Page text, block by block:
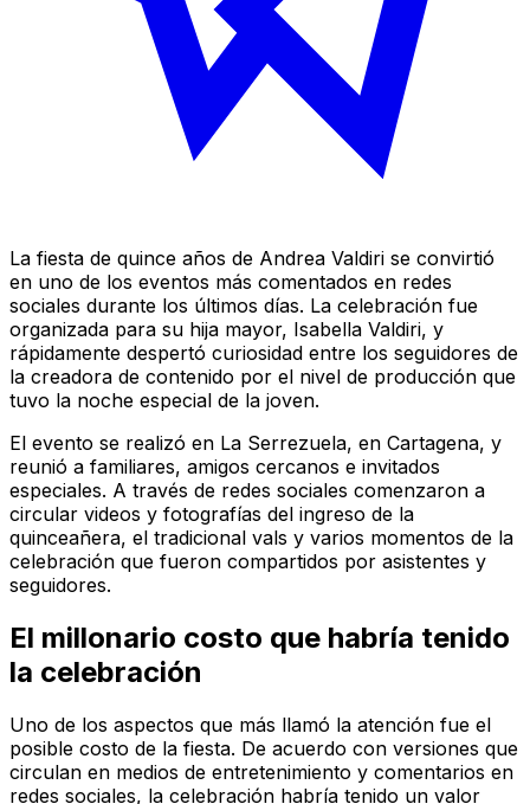
La fiesta de quince años de Andrea Valdiri se convirtió
en uno de los eventos más comentados en redes
sociales durante los últimos días. La celebración fue
organizada para su hija mayor, Isabella Valdiri, y
rápidamente despertó curiosidad entre los seguidores de
la creadora de contenido por el nivel de producción que
tuvo la noche especial de la joven.
El evento se realizó en La Serrezuela, en Cartagena, y
reunió a familiares, amigos cercanos e invitados
especiales. A través de redes sociales comenzaron a
circular videos y fotografías del ingreso de la
quinceañera, el tradicional vals y varios momentos de la
celebración que fueron compartidos por asistentes y
seguidores.
El millonario costo que habría tenido
la celebración
Uno de los aspectos que más llamó la atención fue el
posible costo de la fiesta. De acuerdo con versiones que
circulan en medios de entretenimiento y comentarios en
redes sociales, la celebración habría tenido un valor